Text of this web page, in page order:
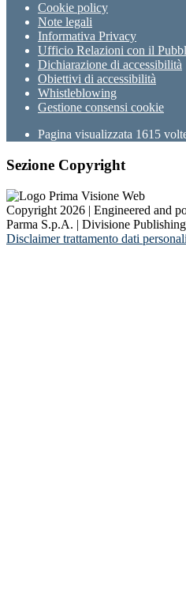
Cookie policy
Note legali
Informativa Privacy
Ufficio Relazioni con il
Dichiarazione di accessibilità
Obiettivi di accessibilità
Whistleblowing
Gestione consensi cookie
Pagina visualizzata 1615
Sezione Copyright
Copyright 2026 | Engineered and
Parma S.p.A. | Divisione
Disclaimer trattamento dati personali